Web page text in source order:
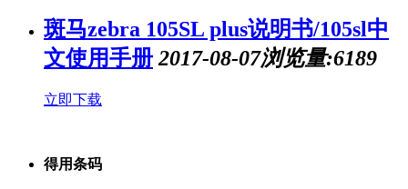
斑马zebra 105SL plus说明书/105sl中
文使用手册 2017-08-07浏览量:6189
立即下载
得用条码